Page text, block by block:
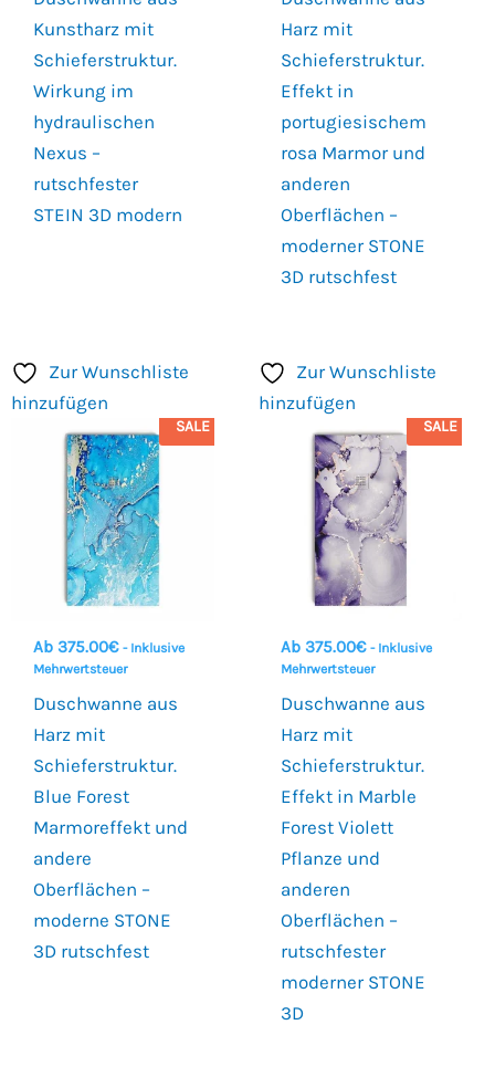
Kunstharz mit
Schieferstruktur.
Wirkung im
hydraulischen
Nexus –
rutschfester
STEIN 3D modern
Harz mit
Schieferstruktur.
Effekt in
portugiesischem
rosa Marmor und
anderen
Oberflächen –
moderner STONE
3D rutschfest
Zur Wunschliste
hinzufügen
SALE
Ab 375.00€ - Inklusive
Mehrwertsteuer
Duschwanne aus
Harz mit
Schieferstruktur.
Blue Forest
Marmoreffekt und
andere
Oberflächen –
moderne STONE
3D rutschfest
Zur Wunschliste
hinzufügen
SALE
Ab 375.00€ - Inklusive
Mehrwertsteuer
Duschwanne aus
Harz mit
Schieferstruktur.
Effekt in Marble
Forest Violett
Pflanze und
anderen
Oberflächen –
rutschfester
moderner STONE
3D